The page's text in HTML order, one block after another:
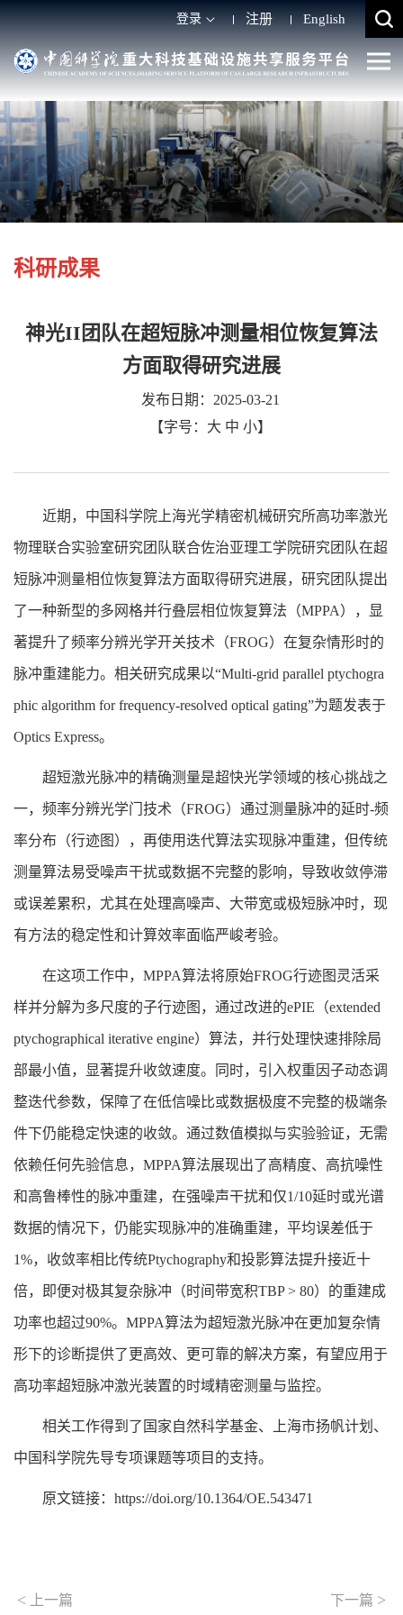
登录 注册 English
科研成果
神光II团队在超短脉冲测量相位恢复算法
方面取得研究进展
发布日期：2025-03-21
【字号： 大 中 小】
近期，中国科学院上海光学精密机械研究所高功率激光
物理联合实验室研究团队联合佐治亚理工学院研究团队在超
短脉冲测量相位恢复算法方面取得研究进展，研究团队提出
了一种新型的多网格并行叠层相位恢复算法（MPPA），显
著提升了频率分辨光学开关技术（FROG）在复杂情形时的
脉冲重建能力。相关研究成果以“Multi-grid parallel ptychogra
phic algorithm for frequency-resolved optical gating”为题发表于
Optics Express。
超短激光脉冲的精确测量是超快光学领域的核心挑战之
一，频率分辨光学门技术（FROG）通过测量脉冲的延时-频
率分布（行迹图），再使用迭代算法实现脉冲重建，但传统
测量算法易受噪声干扰或数据不完整的影响，导致收敛停滞
或误差累积，尤其在处理高噪声、大带宽或极短脉冲时，现
有方法的稳定性和计算效率面临严峻考验。
在这项工作中，MPPA算法将原始FROG行迹图灵活采
样并分解为多尺度的子行迹图，通过改进的ePIE（extended
ptychographical iterative engine）算法，并行处理快速排除局
部最小值，显著提升收敛速度。同时，引入权重因子动态调
整迭代参数，保障了在低信噪比或数据极度不完整的极端条
件下仍能稳定快速的收敛。通过数值模拟与实验验证，无需
依赖任何先验信息，MPPA算法展现出了高精度、高抗噪性
和高鲁棒性的脉冲重建，在强噪声干扰和仅1/10延时或光谱
数据的情况下，仍能实现脉冲的准确重建，平均误差低于
1%，收敛率相比传统Ptychography和投影算法提升接近十
倍，即便对极其复杂脉冲（时间带宽积TBP > 80）的重建成
功率也超过90%。MPPA算法为超短激光脉冲在更加复杂情
形下的诊断提供了更高效、更可靠的解决方案，有望应用于
高功率超短脉冲激光装置的时域精密测量与监控。
相关工作得到了国家自然科学基金、上海市扬帆计划、
中国科学院先导专项课题等项目的支持。
原文链接：https://doi.org/10.1364/OE.543471
< 上一篇 下一篇 >